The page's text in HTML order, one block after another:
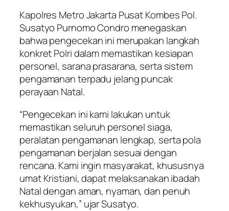
Kapolres Metro Jakarta Pusat Kombes Pol.
Susatyo Purnomo Condro menegaskan
bahwa pengecekan ini merupakan langkah
konkret Polri dalam memastikan kesiapan
personel, sarana prasarana, serta sistem
pengamanan terpadu jelang puncak
perayaan Natal.
“Pengecekan ini kami lakukan untuk
memastikan seluruh personel siaga,
peralatan pengamanan lengkap, serta pola
pengamanan berjalan sesuai dengan
rencana. Kami ingin masyarakat, khususnya
umat Kristiani, dapat melaksanakan ibadah
Natal dengan aman, nyaman, dan penuh
kekhusyukan,” ujar Susatyo.